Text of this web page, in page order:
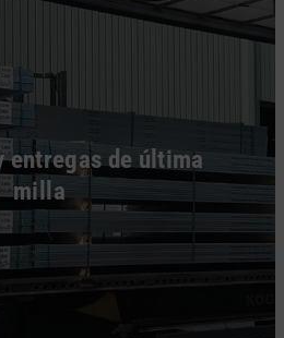
entregas de última
milla